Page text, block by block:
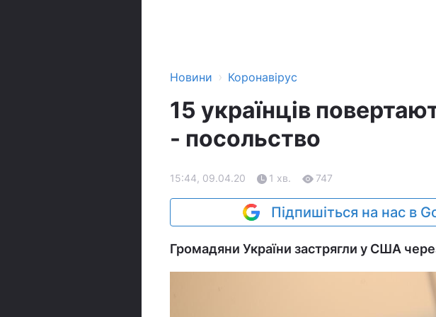
Новини › Коронавірус
15 українців
- посольство
15:44, 09.04.20 1 хв. 747
Підпишіться на нас в
Громадяни України застрягли у США